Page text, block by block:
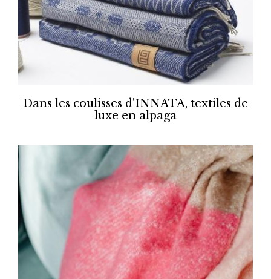
Dans les coulisses d'INNATA, textiles de
luxe en alpaga